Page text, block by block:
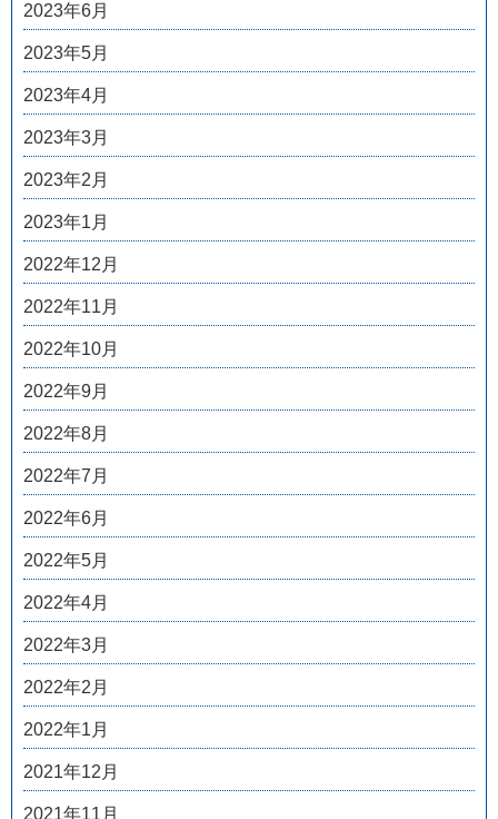
2023年6月
2023年5月
2023年4月
2023年3月
2023年2月
2023年1月
2022年12月
2022年11月
2022年10月
2022年9月
2022年8月
2022年7月
2022年6月
2022年5月
2022年4月
2022年3月
2022年2月
2022年1月
2021年12月
2021年11月